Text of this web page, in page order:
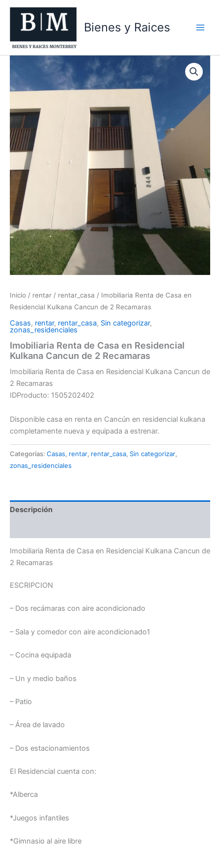
contenido
Bienes y Raices
Inicio / rentar / rentar_casa / Imobiliaria Renta de Casa en
Residencial Kulkana Cancun de 2 Recamaras
Casas, rentar, rentar_casa, Sin categorizar,
zonas_residenciales
Imobiliaria Renta de Casa en Residencial
Kulkana Cancun de 2 Recamaras
Imobiliaria Renta de Casa en Residencial Kulkana Cancun de
2 Recamaras
IDProducto: 1505202402
Disponible casa en renta en Cancún en residencial kulkana
completamente nueva y equipada a estrenar.
Categorías: Casas, rentar, rentar_casa, Sin categorizar,
zonas_residenciales
Descripción
Imobiliaria Renta de Casa en Residencial Kulkana Cancun de
2 Recamaras
ESCRIPCION
– Dos recámaras con aire acondicionado
– Sala y comedor con aire acondicionado1
– Cocina equipada
– Un y medio baños
– Patio
– Área de lavado
– Dos estacionamientos
El Residencial cuenta con:
*Alberca
*Juegos infantiles
*Gimnasio al aire libre